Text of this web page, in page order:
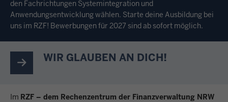
den Fachrichtungen Systemintegration und
Anwendungsentwicklung wählen. Starte deine Ausbildung bei
uns im RZF! Bewerbungen für 2027 sind ab sofort möglich.
WIR GLAUBEN AN DICH!
Im RZF – dem Rechenzentrum der Finanzverwaltung NRW